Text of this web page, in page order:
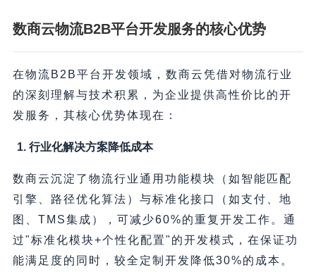
数商云物流B2B平台开发服务的核心优势
在物流B2B平台开发领域，数商云凭借对物流行业
的深刻理解与技术积累，为企业提供高性价比的开
发服务，其核心优势体现在：
1. 行业化解决方案降低成本
数商云沉淀了物流行业通用功能模块（如智能匹配
引擎、路径优化算法）与标准化接口（如支付、地
图、TMS集成），可减少60%的重复开发工作。通
过"标准化模块+个性化配置"的开发模式，在保证功
能满足度的同时，较全定制开发降低30%的成本。